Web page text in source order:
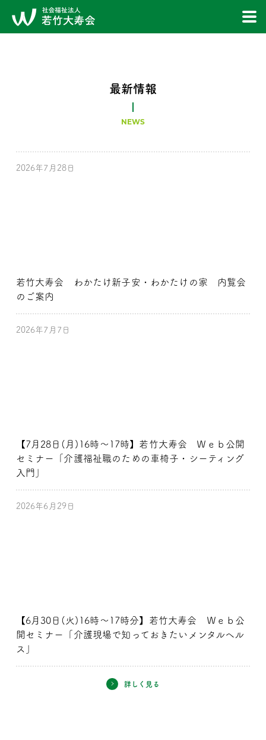
最新情報
NEWS
2026年7月28日
若竹大寿会 わかたけ新子安・わかたけの家 内覧会
のご案内
2026年7月7日
【7月28日(月)16時～17時】若竹大寿会 Ｗｅｂ公開
セミナー「介護福祉職のための車椅子・シーティング
入門」
2026年6月29日
【6月30日(火)16時～17時分】若竹大寿会 Ｗｅｂ公
開セミナー「介護現場で知っておきたいメンタルヘル
ス」
詳しく見る